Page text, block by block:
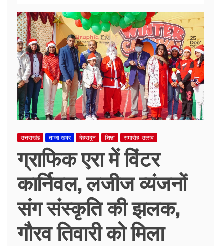
उत्तराखंड ताजा खबर देहरादून शिक्षा समारोह-उत्सव
ग्राफिक एरा में विंटर
कार्निवल, लजीज व्यंजनों
संग संस्कृति की झलक,
गौरव तिवारी को मिला